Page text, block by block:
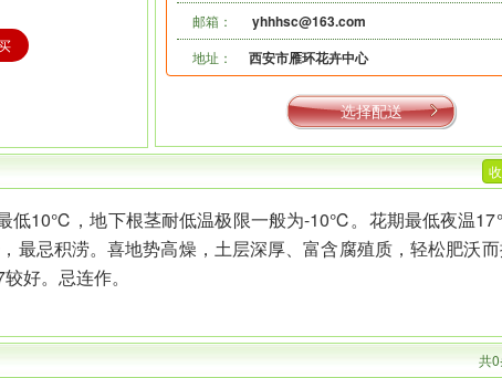
邮箱： yhhhsc@163.com
地址： 西安市雁环花卉中心
选择配送
低10℃，地下根茎耐低温极限一般为-10℃。花期最低夜温
忌积涝。喜地势高燥，土层深厚、富含腐殖质，轻松肥沃
好。忌连作。
共